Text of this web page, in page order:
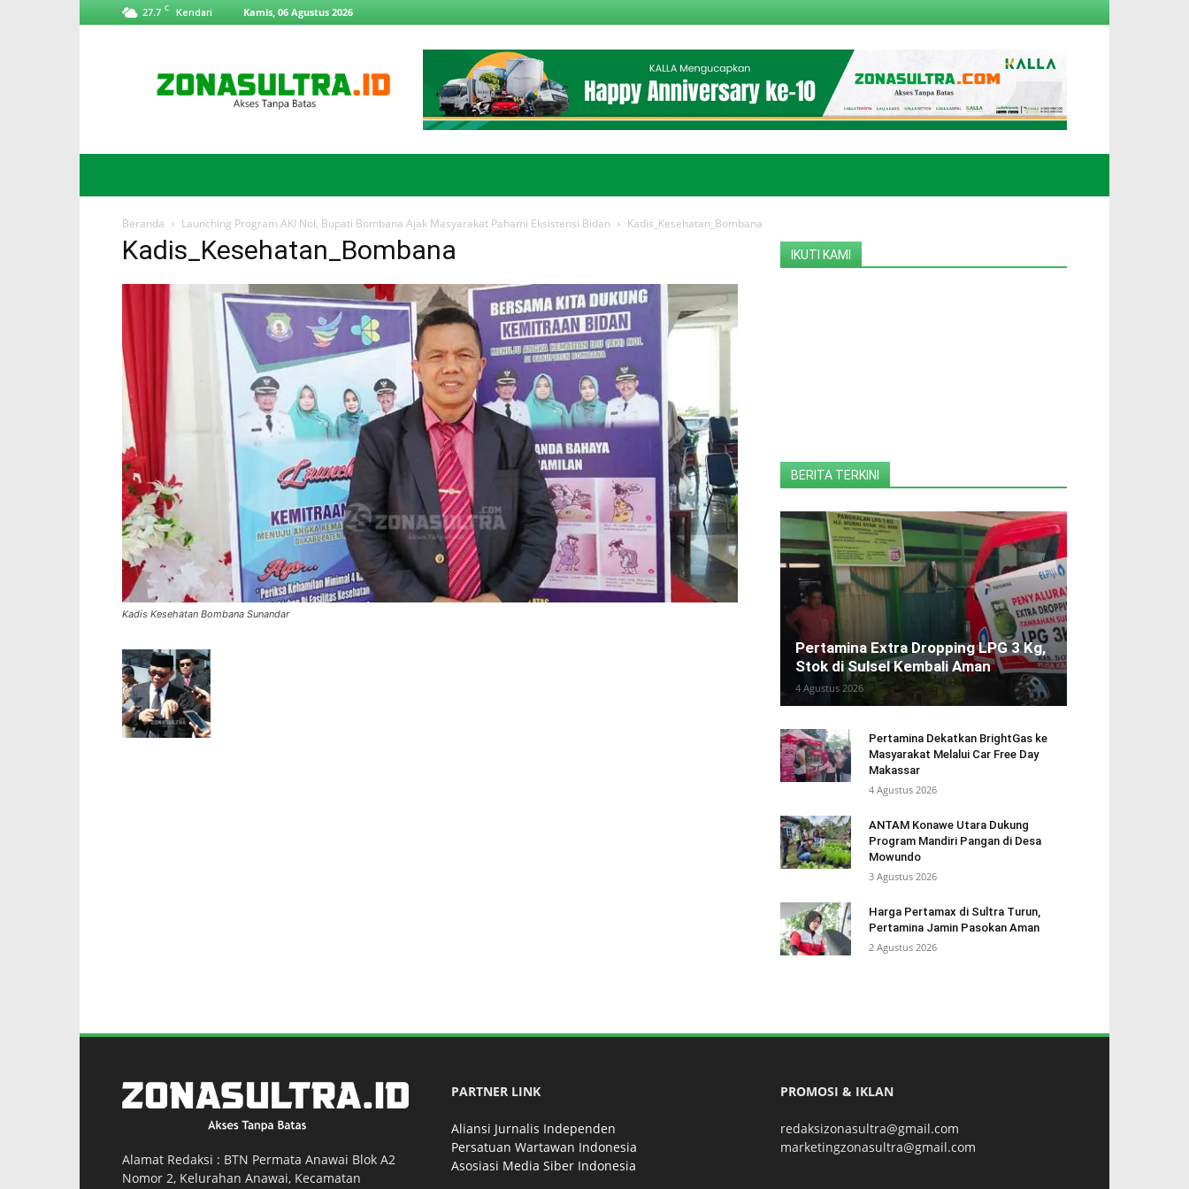
27.7 C Kendari Kamis, 06 Agustus 2026
Beranda Launching Program AKI Nol, Bupati Bombana Ajak Masyarakat Pahami Eksistensi Bidan Kadis_Kesehatan_Bombana
Kadis_Kesehatan_Bombana
Kadis Kesehatan Bombana Sunandar
IKUTI KAMI
BERITA TERKINI
Pertamina Extra Dropping LPG 3 Kg,
Stok di Sulsel Kembali Aman
4 Agustus 2026
Pertamina Dekatkan BrightGas ke
Masyarakat Melalui Car Free Day
Makassar
4 Agustus 2026
ANTAM Konawe Utara Dukung
Program Mandiri Pangan di Desa
Mowundo
3 Agustus 2026
Harga Pertamax di Sultra Turun,
Pertamina Jamin Pasokan Aman
2 Agustus 2026
Alamat Redaksi : BTN Permata Anawai Blok A2
Nomor 2, Kelurahan Anawai, Kecamatan
PARTNER LINK
Aliansi Jurnalis Independen
Persatuan Wartawan Indonesia
Asosiasi Media Siber Indonesia
PROMOSI & IKLAN
redaksizonasultra@gmail.com
marketingzonasultra@gmail.com